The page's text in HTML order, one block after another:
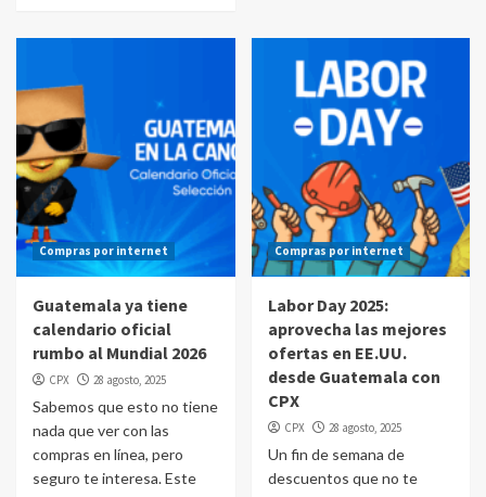
Compras por internet
Guatemala ya tiene
calendario oficial
rumbo al Mundial 2026
CPX 28 agosto, 2025
Sabemos que esto no tiene
nada que ver con las
compras en línea, pero
seguro te interesa. Este
Compras por internet
Labor Day 2025:
aprovecha las mejores
ofertas en EE.UU.
desde Guatemala con
CPX
CPX 28 agosto, 2025
Un fin de semana de
descuentos que no te